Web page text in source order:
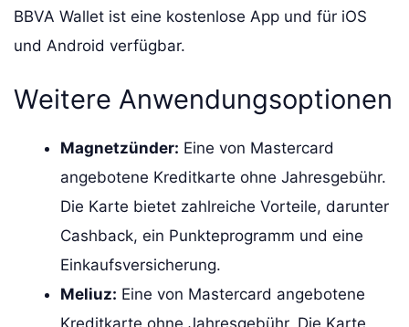
BBVA Wallet ist eine kostenlose App und für iOS
und Android verfügbar.
Weitere Anwendungsoptionen
Magnetzünder: Eine von Mastercard
angebotene Kreditkarte ohne Jahresgebühr.
Die Karte bietet zahlreiche Vorteile, darunter
Cashback, ein Punkteprogramm und eine
Einkaufsversicherung.
Meliuz: Eine von Mastercard angebotene
Kreditkarte ohne Jahresgebühr. Die Karte